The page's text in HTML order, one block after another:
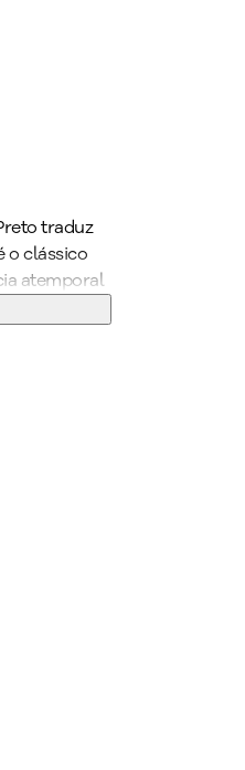
traduz
o clássico
atemporal
seja